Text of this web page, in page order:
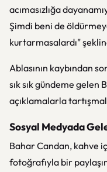
acımasızlığa
Şimdi beni de
kurtarmasalardı"
Ablasının kaybından
sık sık gündeme gelen
açıklamalarla
Sosyal Medyada
Bahar Candan, kahve
fotoğrafıyla bir